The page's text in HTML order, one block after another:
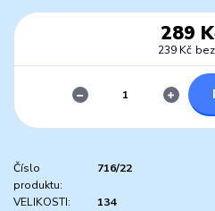
289
239 Kč
Číslo
produktu:
716/22
VELIKOSTI:
134